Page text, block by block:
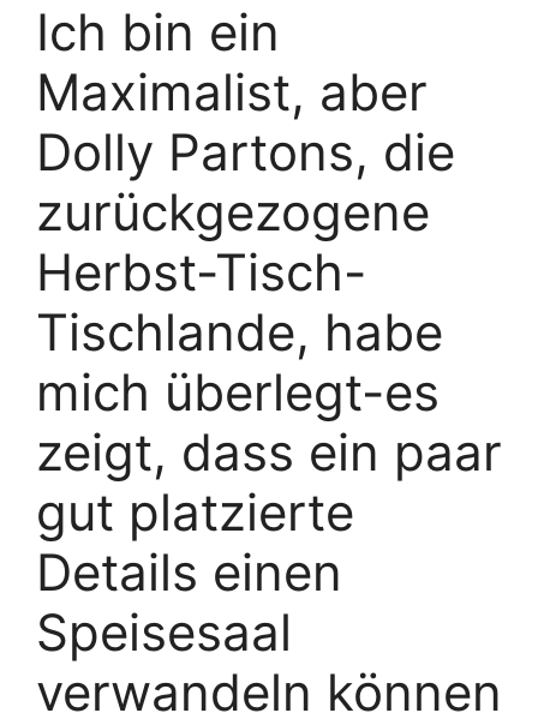
Ich bin ein
Maximalist, aber
Dolly Partons, die
zurückgezogene
Herbst-Tisch-
Tischlande, habe
mich überlegt-es
zeigt, dass ein paar
gut platzierte
Details einen
Speisesaal
verwandeln können